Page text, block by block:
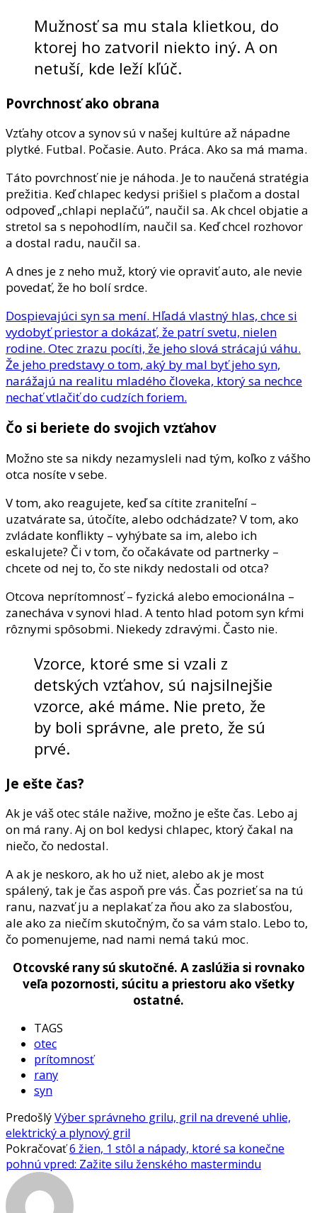
Mužnosť sa mu stala klietkou, do
ktorej ho zatvoril niekto iný. A on
netuší, kde leží kľúč.
Povrchnosť ako obrana
Vzťahy otcov a synov sú v našej kultúre až nápadne
plytké. Futbal. Počasie. Auto. Práca. Ako sa má mama.
Táto povrchnosť nie je náhoda. Je to naučená stratégia
prežitia. Keď chlapec kedysi prišiel s plačom a dostal
odpoveď „chlapi neplačú”, naučil sa. Ak chcel objatie a
stretol sa s nepohodlím, naučil sa. Keď chcel rozhovor
a dostal radu, naučil sa.
A dnes je z neho muž, ktorý vie opraviť auto, ale nevie
povedať, že ho bolí srdce.
Dospievajúci syn sa mení. Hľadá vlastný hlas, chce si
vydobyť priestor a dokázať, že patrí svetu, nielen
rodine. Otec zrazu pocíti, že jeho slová strácajú váhu.
Že jeho predstavy o tom, aký by mal byť jeho syn,
narážajú na realitu mladého človeka, ktorý sa nechce
nechať vtlačiť do cudzích foriem.
Čo si beriete do svojich vzťahov
Možno ste sa nikdy nezamysleli nad tým, koľko z vášho
otca nosíte v sebe.
V tom, ako reagujete, keď sa cítite zraniteľní –
uzatvárate sa, útočíte, alebo odchádzate? V tom, ako
zvládate konflikty – vyhýbate sa im, alebo ich
eskalujete? Či v tom, čo očakávate od partnerky –
chcete od nej to, čo ste nikdy nedostali od otca?
Otcova neprítomnosť – fyzická alebo emocionálna –
zanecháva v synovi hlad. A tento hlad potom syn kŕmi
rôznymi spôsobmi. Niekedy zdravými. Často nie.
Vzorce, ktoré sme si vzali z
detských vzťahov, sú najsilnejšie
vzorce, aké máme. Nie preto, že
by boli správne, ale preto, že sú
prvé.
Je ešte čas?
Ak je váš otec stále nažive, možno je ešte čas. Lebo aj
on má rany. Aj on bol kedysi chlapec, ktorý čakal na
niečo, čo nedostal.
A ak je neskoro, ak ho už niet, alebo ak je most
spálený, tak je čas aspoň pre vás. Čas pozrieť sa na tú
ranu, nazvať ju a neplakať za ňou ako za slabosťou,
ale ako za niečím skutočným, čo sa vám stalo. Lebo to,
čo pomenujeme, nad nami nemá takú moc.
Otcovské rany sú skutočné. A zaslúžia si rovnako
veľa pozornosti, súcitu a priestoru ako všetky
ostatné.
TAGS
otec
prítomnosť
rany
syn
PredošlýVýber správneho grilu, gril na drevené uhlie,
elektrický a plynový gril
Pokračovať6 žien, 1 stôl a nápady, ktoré sa konečne
pohnú vpred: Zažite silu ženského mastermindu